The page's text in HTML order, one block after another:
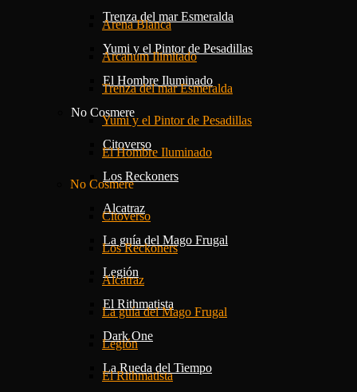
Trenza del mar Esmeralda
Yumi y el Pintor de Pesadillas
El Hombre Iluminado
No Cosmere
Citoverso
Los Reckoners
Alcatraz
La guía del Mago Frugal
Legión
El Rithmatista
Dark One
La Rueda del Tiempo
Arena Blanca
Arcanum Ilimitado
Trenza del mar Esmeralda
Yumi y el Pintor de Pesadillas
El Hombre Iluminado
No Cosmere
Citoverso
Los Reckoners
Alcatraz
La guía del Mago Frugal
Legión
El Rithmatista